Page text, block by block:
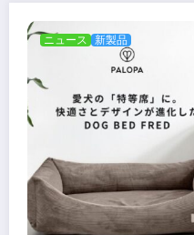
ニュース 新製品